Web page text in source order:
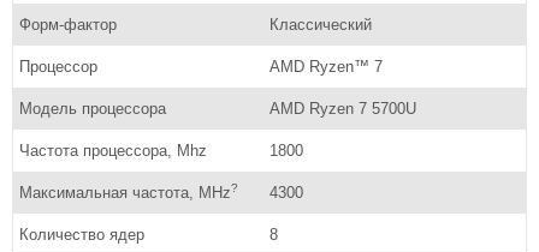
Форм-фактор Классический
Процессор AMD Ryzen™ 7
Модель процессора AMD Ryzen 7 5700U
Частота процессора, Mhz 1800
Максимальная частота, MHz? 4300
Количество ядер 8